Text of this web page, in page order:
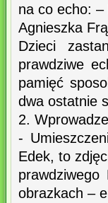
na co echo: –
Agnieszka
Dzieci
prawdziwe
pamięć
dwa ostatnie
2.
-
Edek, to
obrazkach –